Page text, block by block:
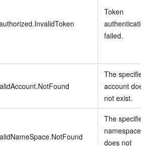
Token
authentication
failed.
The specified
account does
not exist.
The specified
namespace
does not